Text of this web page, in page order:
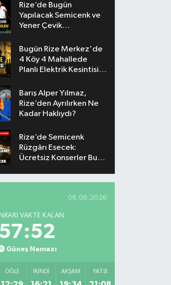
Rize’de Bugün
Yapılacak Semicenk ve
Yener Çevik
Belli Oldu
Bugün Rize Merkez'de
4 Köy 4 Mahallede
Planlı Elektrik Kesintisi
Barış Alper Yılmaz,
Rize’den Ayrılırken Ne
Kadar Haklıydı?
Rize’de Semicenk
Rüzgârı Esecek:
Ücretsiz Konserler Bu
08.08.2026
VAKTE KALAN
57:51
Güneş Namazı
ÖĞLE İKINDI AKŞAM YATSI